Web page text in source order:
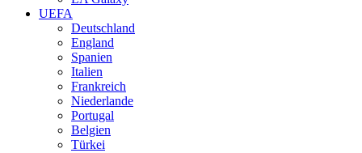
UEFA
Deutschland
England
Spanien
Italien
Frankreich
Niederlande
Portugal
Belgien
Türkei